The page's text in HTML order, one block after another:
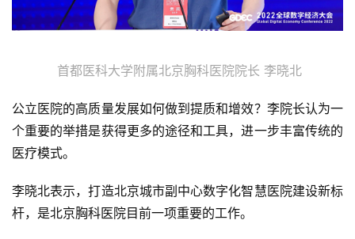
城
市
内
容
首都医科大学附属北京胸科医院院长 李晓北
公立医院的高质量发展如何做到提质和增效？李院长认为一
个重要的举措是获得更多的途径和工具，进一步丰富传统的
医疗模式。
李晓北表示，打造北京城市副中心数字化智慧医院建设新标
杆，是北京胸科医院目前一项重要的工作。